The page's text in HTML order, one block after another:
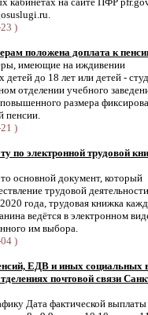
)
положена доплата к
имеющие на иждивении
детей до 18 лет или детей -
отделении учебного
размера
пенсии.
)
по электронной трудовой
основной документ, который
трудовой
года, трудовая книжка
ведётся в электронном
им выбора.
)
ЕДВ и иных социальных
почтовой связи
Дата фактической